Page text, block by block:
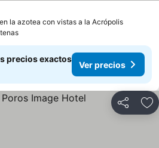
la azotea con vistas a la AcrópolisVer
precios exactos
Ver precios
Compartir